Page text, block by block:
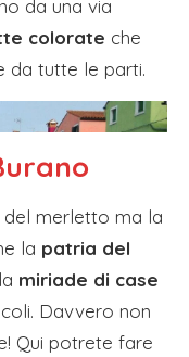
da una via
colorate che
da tutte le parti.
del merletto ma la
la patria del
miriade di case
Davvero non
Qui potrete fare